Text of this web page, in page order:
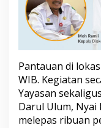
t
i
a
n
a
r
u
Pantauan di
WIB. Kegiatan
Yayasan
Darul Ulum, Nyai
melepas ribuan